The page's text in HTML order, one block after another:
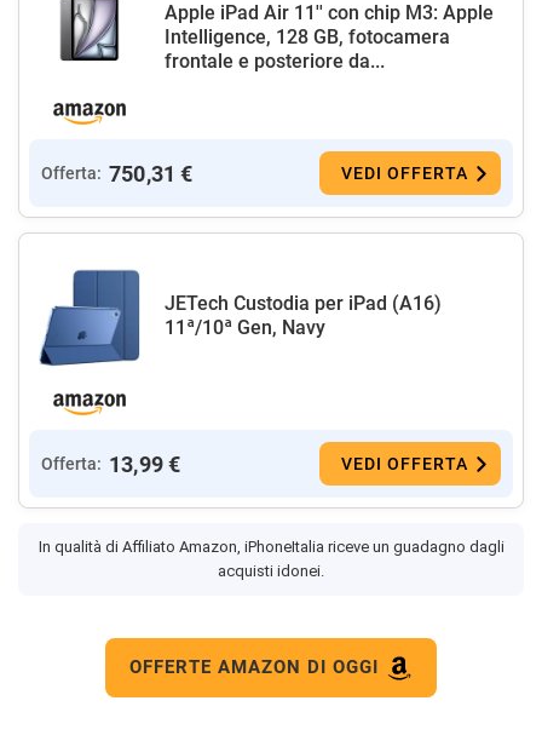
Apple iPad Air 11'' con chip M3: Apple
Intelligence, 128 GB, fotocamera
frontale e posteriore da...
Offerta: 750,31 € VEDI OFFERTA
JETech Custodia per iPad (A16)
11ª/10ª Gen, Navy
Offerta: 13,99 € VEDI OFFERTA
In qualità di Affiliato Amazon, iPhoneItalia riceve un guadagno dagli
acquisti idonei.
OFFERTE AMAZON DI OGGI